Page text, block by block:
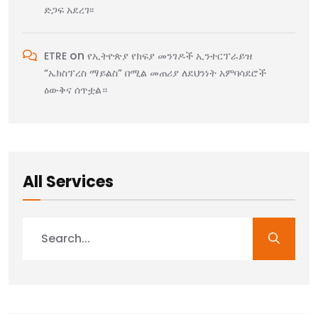
ድጋፍ አደረገ፡፡
ETRE on የኢትዮጵያ የክፍያ መንገዶች ኢንተርፕራይዝ
“ኤክስፕረስ ማይልስ” በሚል መጠሪያ ለደህንነት አምባሳደሮች
ዕውቅና ሰጥቷል።
All Services